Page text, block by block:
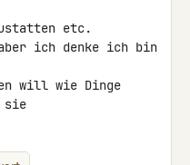
etc.
ich denke ich bin
will wie Dinge
sie